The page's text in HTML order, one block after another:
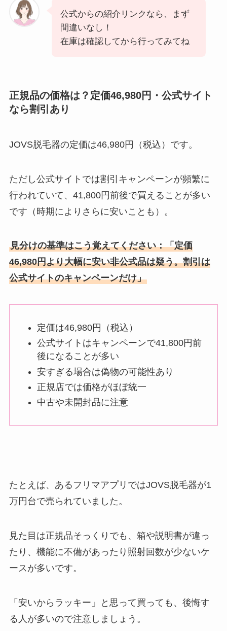
公式からの紹介リンクなら、まず
間違いなし！
在庫は確認してから行ってみてね
正規品の価格は？定価46,980円・公式サイト
なら割引あり
JOVS脱毛器の定価は46,980円（税込）です。
ただし公式サイトでは割引キャンペーンが頻繁に
行われていて、41,800円前後で買えることが多い
です（時期によりさらに安いことも）。
見分けの基準はこう覚えてください：「定価
46,980円より大幅に安い非公式品は疑う。割引は
公式サイトのキャンペーンだけ」
定価は46,980円（税込）
公式サイトはキャンペーンで41,800円前
後になることが多い
安すぎる場合は偽物の可能性あり
正規店では価格がほぼ統一
中古や未開封品に注意
たとえば、あるフリマアプリではJOVS脱毛器が1
万円台で売られていました。
見た目は正規品そっくりでも、箱や説明書が違っ
たり、機能に不備があったり照射回数が少ないケ
ースが多いです。
「安いからラッキー」と思って買っても、後悔す
る人が多いので注意しましょう。